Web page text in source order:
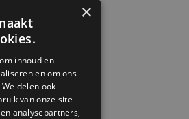
×
inhoud en
en om ons
delen ook
van onze site
analysepartners,